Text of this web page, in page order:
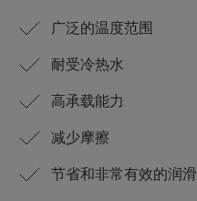
广泛的温度范围
耐受冷热水
高承载能力
减少摩擦
节省和非常有效的润滑